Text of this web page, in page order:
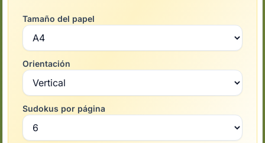
Tamaño del papel
Orientación
Sudokus por página